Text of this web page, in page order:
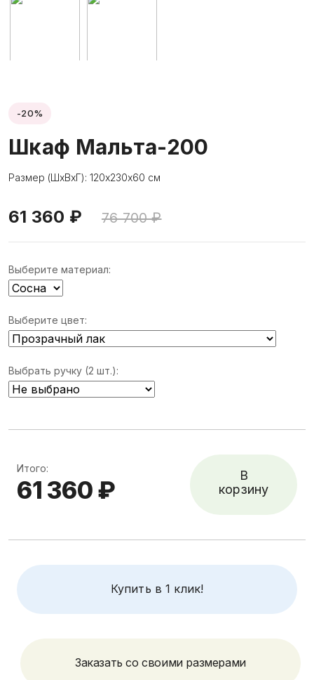
-20%
Шкаф Мальта-200
Размер (ШхВхГ): 120х230х60 см
61 360 ₽ 76 700 ₽
Выберите материал:
Выберите цвет:
Выбрать ручку (2 шт.):
В
корзину
Итого:
61 360 ₽
Купить в 1 клик!
Заказать со своими размерами